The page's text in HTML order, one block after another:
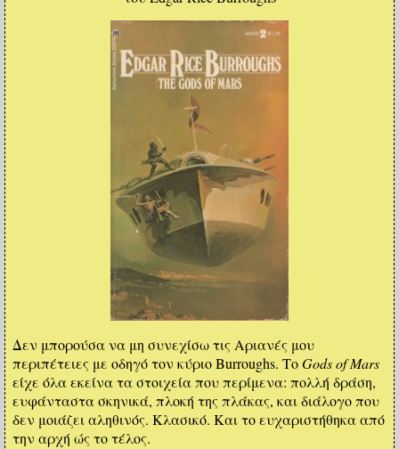
Δεν μπορούσα να μη συνεχίσω τις Αριανές μου
περιπέτειες με οδηγό τον κύριο Burroughs. ΤοGods of Mars
είχε όλα εκείνα τα στοιχεία που περίμενα: πολλή δράση,
ευφάνταστα σκηνικά, πλοκή της πλάκας, και διάλογο που
δεν μοιάζει αληθινός. Κλασικό. Και το ευχαριστήθηκα από
την αρχή ώς το τέλος.